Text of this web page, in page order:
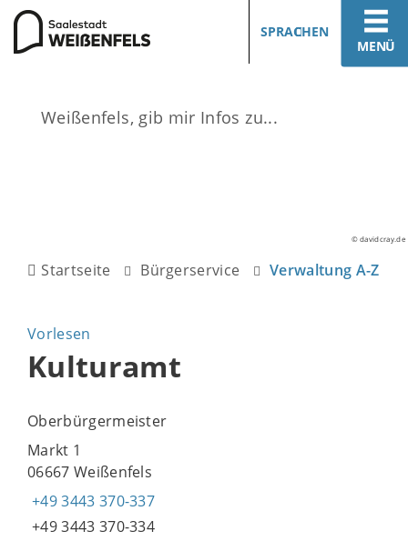
MENÜ
SPRACHEN
© davidcray.de
Startseite Bürgerservice Verwaltung A-Z
Vorlesen
Kulturamt
Oberbürgermeister
Markt 1
06667 Weißenfels
+49 3443 370-337
+49 3443 370-334